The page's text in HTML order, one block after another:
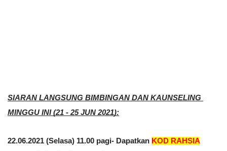
SIARAN LANGSUNG BIMBINGAN DAN KAUNSELING
MINGGU INI (21 - 25 JUN 2021):
22.06.2021 (Selasa) 11.00 pagi- Dapatkan KOD RAHSIA